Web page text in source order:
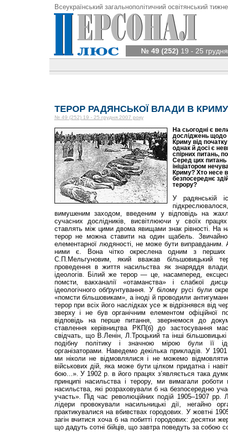
Всеукраїнський загальнополітичний освітянський
№ 49 (252) 19 - 25
ТЕРОР РАДЯНСЬКОЇ ВЛАДИ В КРИМУ
№ 49 (252) 19 - 25 грудня 2007 року
На сьогодні є
досліджень щодо
Криму від
однак й досі є
спірних питань,
Серед цих питань
ініціатором
Криму? Хто несе
безпосереднє
терору?
У радянській
вимушеним заходом, введеним у відповідь на
сучасних дослідників, висвітлюючи у своїх
ставлять між цими двома явищами знак рівності. На
терор не можна ставити на один щабель.
елементарної людяності, не може бути виправданим.
ними є. Вона чітко окреслена одним з перших
С.П.Мельгуновим, який вважав більшовицький
проведення в життя насильства як знаряддя
ідеологів. Білий же терор — це, насамперед,
помсти, вакханалії «отаманства» і слабкої
ідеологічного обґрунтування. У білому русі були
«помсти більшовикам», а іноді й проводили
терор при всіх його наслідках усе ж відрізнявся від
зверху і не був органічним елементом офіційної
відповідь на перше питання, звернемося до
ставлення керівництва РКП(б) до застосування
свідчать, що В.Ленін, Л.Троцький та інші
подібну політику і значною мірою були її
організаторами. Наведемо декілька прикладів. У
ми ніколи не відмовлялися і не можемо
військових дій, яка може бути цілком придатна і
бою...». У 1902 р. в його працях з’являється така
принципі насильства і терору, ми вимагали
насильства, які розраховували б на безпосередню
участь». Під час революційних подій 1905–1907 рр.
лідери провокували насильницькі дії, негайно
практикувалися на вбивствах городових. У жовтні
загін вчитися хоча б на побитті городових: десятки
що дадуть сотні бійців, що завтра поведуть за собою